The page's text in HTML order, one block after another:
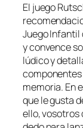
El juego
Juego Infantil
y convence
lúdico y
componentes
memoria. En
que le gusta
ello, vosotros